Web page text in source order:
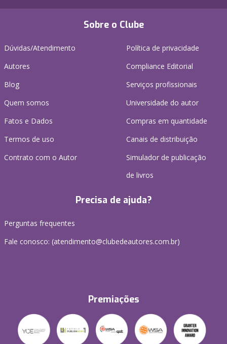
Sobre o Clube
Dúvidas/Atendimento
Autores
Blog
Quem somos
Fatos e Dados
Termos de uso
Contrato com o Autor
Política de privacidade
Compliance Editorial
Serviços profissionais
Universidade do autor
Compras em quantidade
Canais de distribuição
Simulador de publicação
de livros
Precisa de ajuda?
Perguntas frequentes
Fale conosco: (atendimento@clubedeautores.com.br)
Premiações